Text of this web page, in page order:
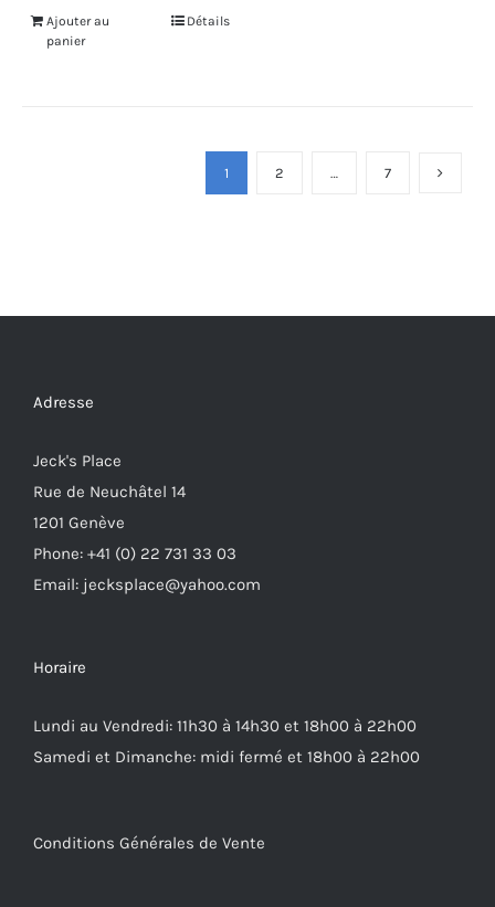
Ajouter au
panier
Détails
1 2 … 7
Adresse
Jeck's Place
Rue de Neuchâtel 14
1201 Genève
Phone: +41 (0) 22 731 33 03
Email: jecksplace@yahoo.com
Horaire
Lundi au Vendredi: 11h30 à 14h30 et 18h00 à 22h00
Samedi et Dimanche: midi fermé et 18h00 à 22h00
Conditions Générales de Vente